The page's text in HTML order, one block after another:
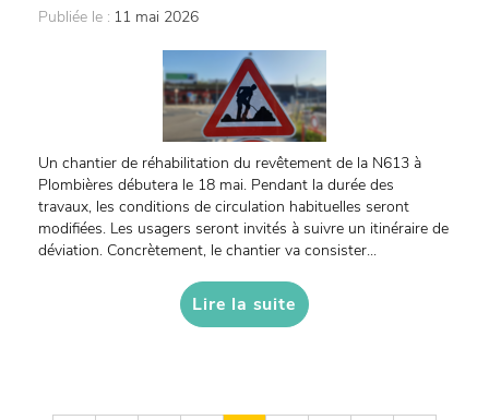
Publiée le : 11 mai 2026
Un chantier de réhabilitation du revêtement de la N613 à
Plombières débutera le 18 mai. Pendant la durée des
travaux, les conditions de circulation habituelles seront
modifiées. Les usagers seront invités à suivre un itinéraire de
déviation. Concrètement, le chantier va consister...
Lire la suite